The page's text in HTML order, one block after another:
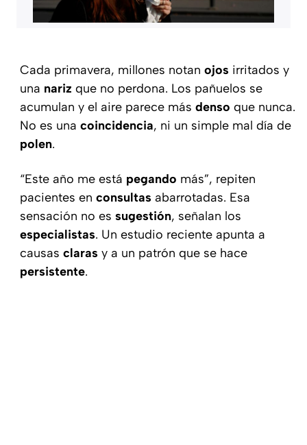
Cada primavera, millones notan ojos irritados y
una nariz que no perdona. Los pañuelos se
acumulan y el aire parece más denso que nunca.
No es una coincidencia, ni un simple mal día de
polen.
“Este año me está pegando más”, repiten
pacientes en consultas abarrotadas. Esa
sensación no es sugestión, señalan los
especialistas. Un estudio reciente apunta a
causas claras y a un patrón que se hace
persistente.